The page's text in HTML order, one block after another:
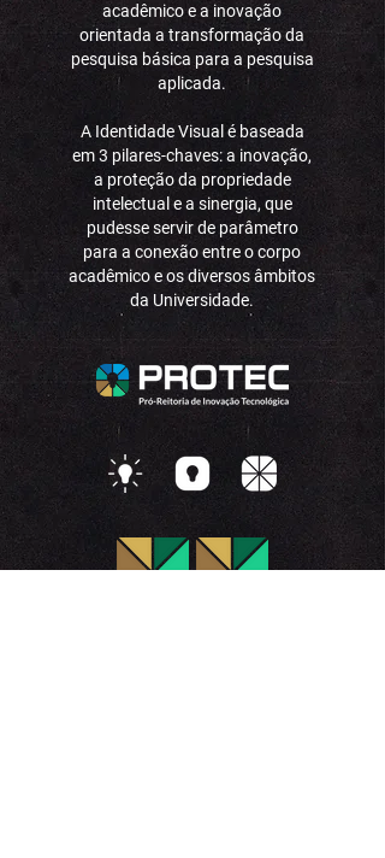
acadêmico e a inovação
orientada a transformação da
pesquisa básica para a pesquisa
aplicada.
A Identidade Visual é baseada
em 3 pilares-chaves: a inovação,
a proteção da propriedade
intelectual e a sinergia, que
pudesse servir de parâmetro
para a conexão entre o corpo
acadêmico e os diversos âmbitos
da Universidade.